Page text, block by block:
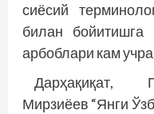
сиёсий
билан
арбоблари кам
Дарҳақиқат,
Мирзиёев “Янги